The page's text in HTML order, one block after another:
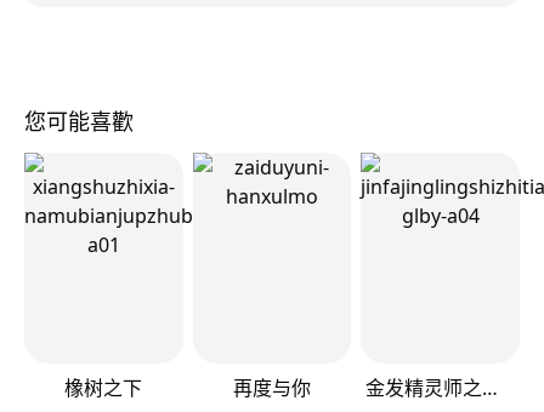
您可能喜歡
橡树之下 再度与你 金发精灵师之天才的烦恼